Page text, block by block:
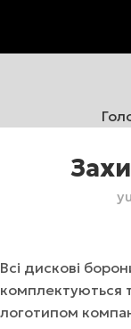
Всі дискові
комплектуються
логотипом